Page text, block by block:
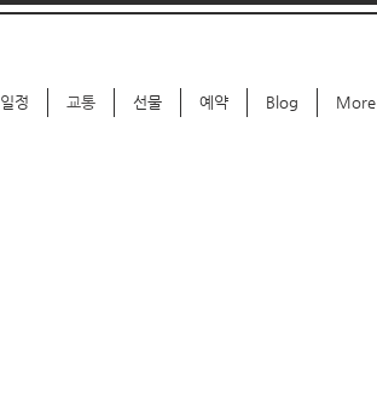
일정 교통 선물 예약 Blog More